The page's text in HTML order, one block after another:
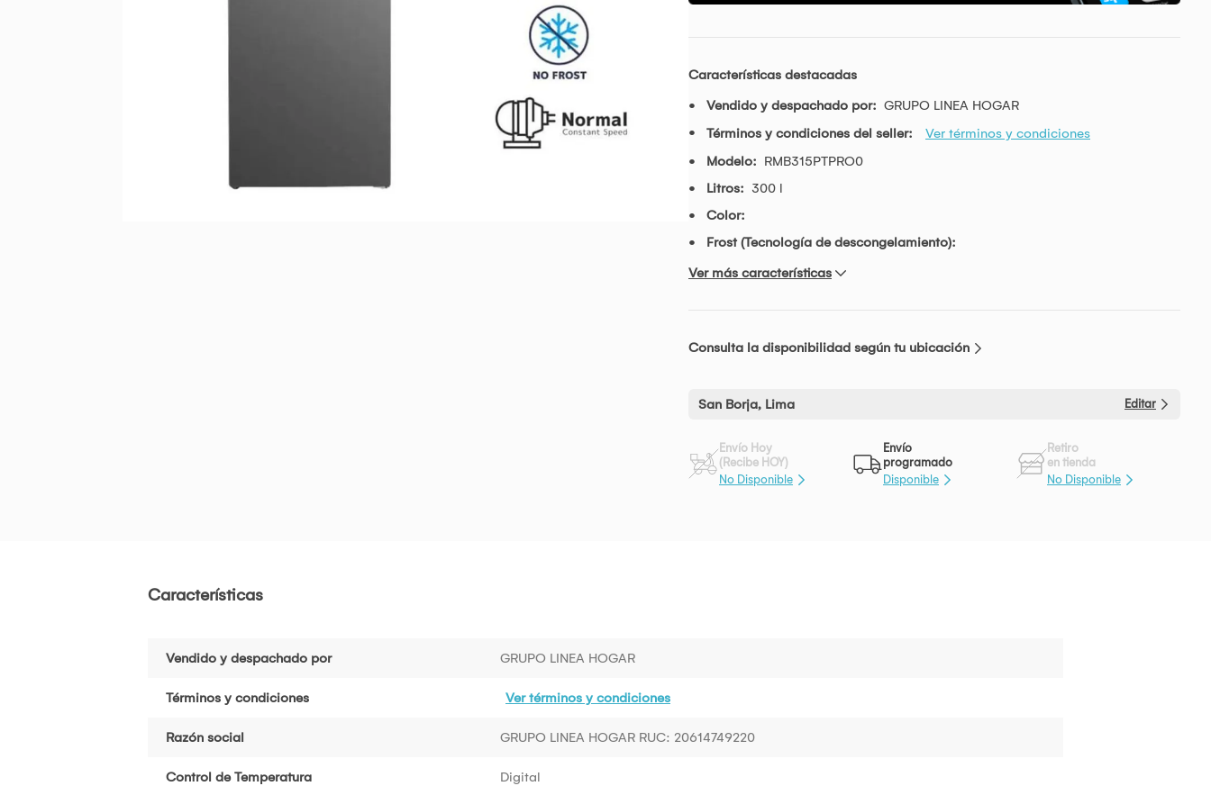
Características destacadas
Vendido y despachado por: GRUPO LINEA HOGAR
Términos y condiciones del seller:
Ver términos y condiciones
Modelo: RMB315PTPRO0
Litros: 300 l
Color:
Frost (Tecnología de descongelamiento):
Ver más características
Consulta la disponibilidad según tu ubicación
San Borja, Lima Editar
Envío Hoy
(Recibe HOY)
No Disponible
Envío
programado
Disponible
Retiro
en tienda
No Disponible
Características
Vendido y despachado por GRUPO LINEA HOGAR
Términos y condiciones Ver términos y condiciones
Razón social GRUPO LINEA HOGAR RUC: 20614749220
Control de Temperatura Digital